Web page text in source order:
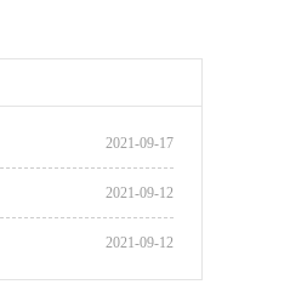
2021-09-17
2021-09-12
2021-09-12